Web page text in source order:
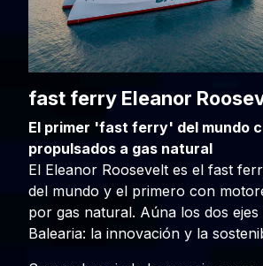
fast ferry Eleanor
El primer 'fast ferry' del mundo
propulsados a gas natural
El Eleanor Roosevelt es el fast
del mundo y el primero con
por gas natural. Aúna los dos ejes
Balearia: la innovación y la